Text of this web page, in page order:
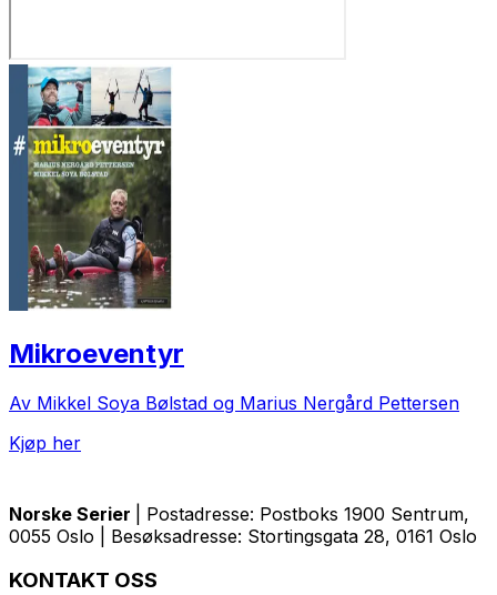
Mikroeventyr
Av Mikkel Soya Bølstad og Marius Nergård Pettersen
Kjøp her
Norske Serier
| Postadresse: Postboks 1900 Sentrum,
0055 Oslo | Besøksadresse: Stortingsgata 28, 0161 Oslo
KONTAKT OSS